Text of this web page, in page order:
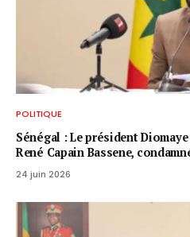
POLITIQUE
Sénégal : Le président
René Capain Bassene,
24 juin 2026